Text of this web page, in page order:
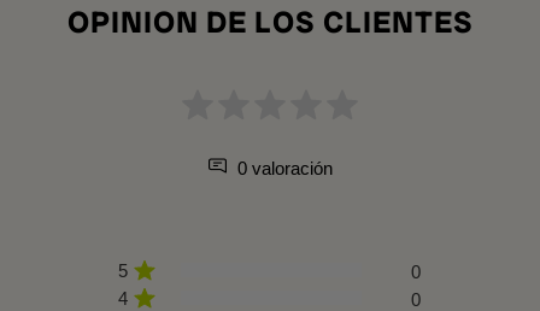
OPINION DE LOS CLIENTES
0 valoración
5
0
4
0